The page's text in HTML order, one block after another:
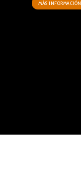
MÁS INFORMACIÓN